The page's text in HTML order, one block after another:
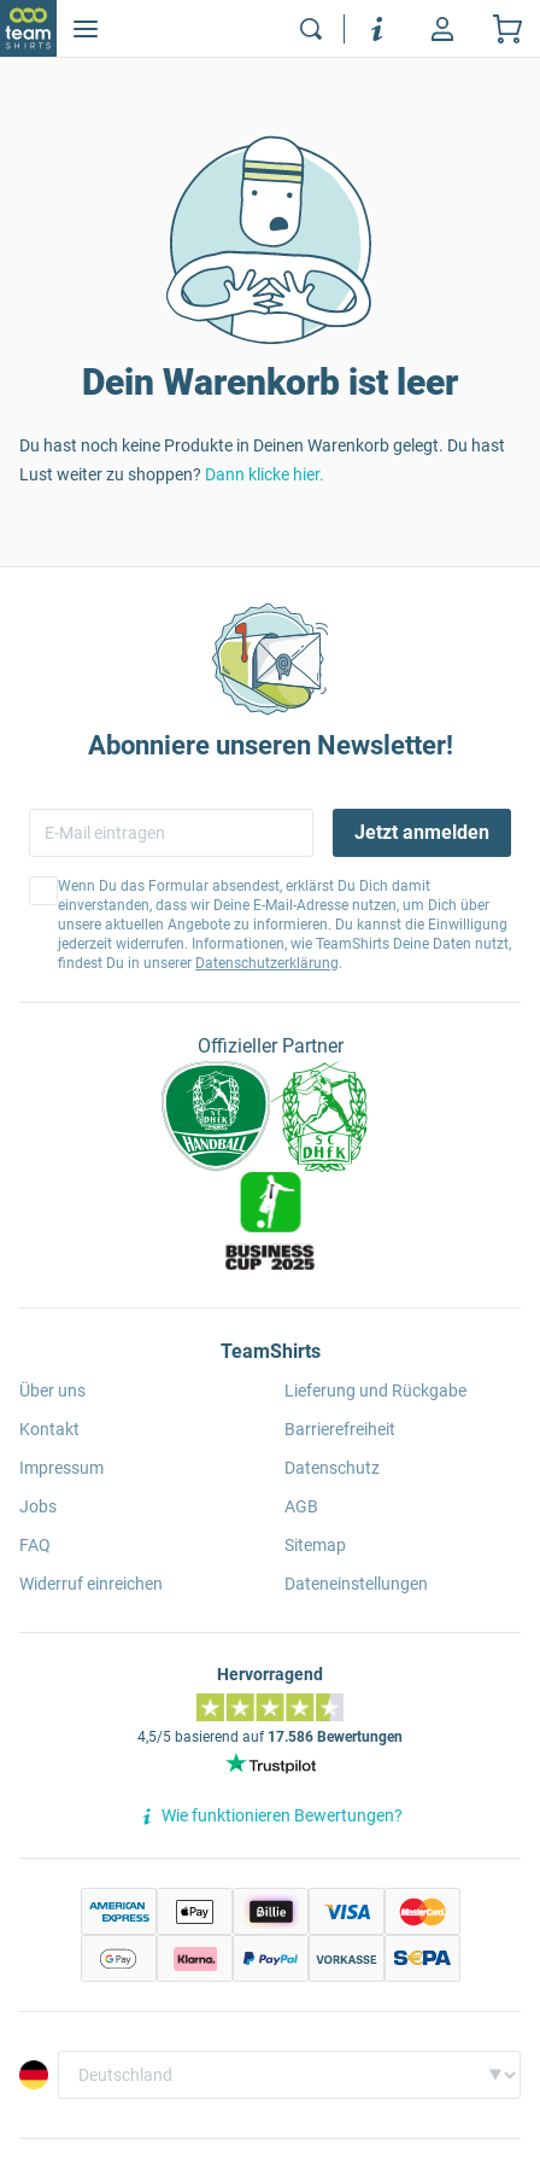
Dein Warenkorb ist leer
Du hast noch keine Produkte in Deinen Warenkorb gelegt. Du hast
Lust weiter zu shoppen? Dann klicke hier.
Abonniere unseren Newsletter!
Jetzt anmelden
Wenn Du das Formular absendest, erklärst Du Dich damit
einverstanden, dass wir Deine E-Mail-Adresse nutzen, um Dich über
unsere aktuellen Angebote zu informieren. Du kannst die Einwilligung
jederzeit widerrufen. Informationen, wie TeamShirts Deine Daten nutzt,
findest Du in unserer Datenschutzerklärung.
Offizieller Partner
TeamShirts
Über uns
Kontakt
Impressum
Jobs
FAQ
Widerruf einreichen
Lieferung und Rückgabe
Barrierefreiheit
Datenschutz
AGB
Sitemap
Dateneinstellungen
Hervorragend
4,5/5 basierend auf 17.586 Bewertungen
Wie funktionieren Bewertungen?